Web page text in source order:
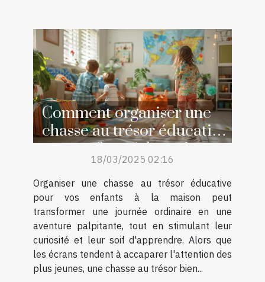
Comment organiser une
chasse au trésor éducative
pour enfants à la maison
18/03/2025 02:16
Organiser une chasse au trésor éducative
pour vos enfants à la maison peut
transformer une journée ordinaire en une
aventure palpitante, tout en stimulant leur
curiosité et leur soif d'apprendre. Alors que
les écrans tendent à accaparer l'attention des
plus jeunes, une chasse au trésor bien...